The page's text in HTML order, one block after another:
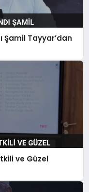
Şamil Tayyar’dan
ve Güzel